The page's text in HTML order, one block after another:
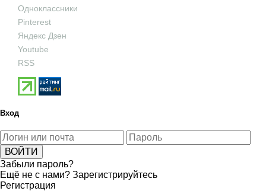
Одноклассники
Pinterest
Яндекс Дзен
Youtube
RSS
Вход
Забыли пароль?
Ещё не с нами? Зарегистрируйтесь
Регистрация